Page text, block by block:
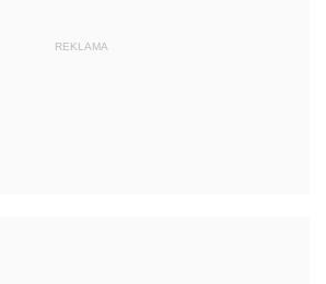
REKLAMA